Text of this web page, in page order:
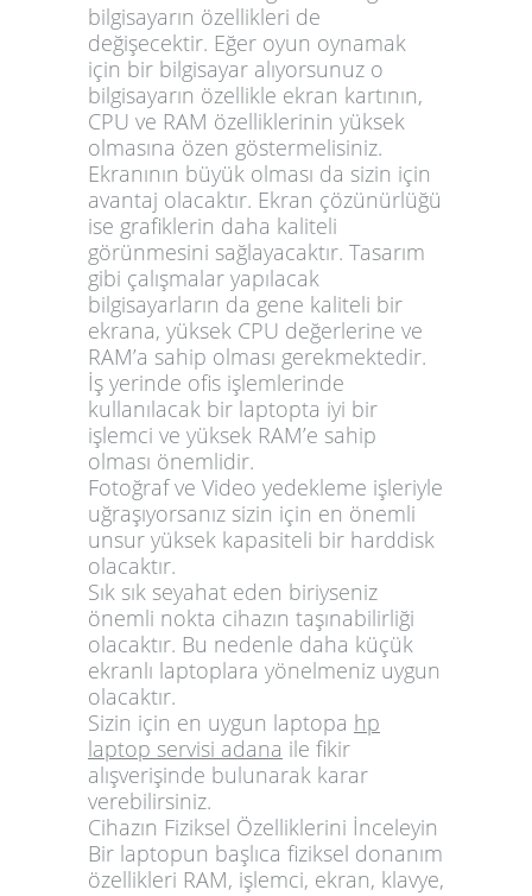
bilgisayarın özellikleri de
değişecektir. Eğer oyun oynamak
için bir bilgisayar alıyorsunuz o
bilgisayarın özellikle ekran kartının,
CPU ve RAM özelliklerinin yüksek
olmasına özen göstermelisiniz.
Ekranının büyük olması da sizin için
avantaj olacaktır. Ekran çözünürlüğü
ise grafiklerin daha kaliteli
görünmesini sağlayacaktır. Tasarım
gibi çalışmalar yapılacak
bilgisayarların da gene kaliteli bir
ekrana, yüksek CPU değerlerine ve
RAM’a sahip olması gerekmektedir.
İş yerinde ofis işlemlerinde
kullanılacak bir laptopta iyi bir
işlemci ve yüksek RAM’e sahip
olması önemlidir.
Fotoğraf ve Video yedekleme işleriyle
uğraşıyorsanız sizin için en önemli
unsur yüksek kapasiteli bir harddisk
olacaktır.
Sık sık seyahat eden biriyseniz
önemli nokta cihazın taşınabilirliği
olacaktır. Bu nedenle daha küçük
ekranlı laptoplara yönelmeniz uygun
olacaktır.
Sizin için en uygun laptopa hp
laptop servisi adana ile fikir
alışverişinde bulunarak karar
verebilirsiniz.
Cihazın Fiziksel Özelliklerini İnceleyin
Bir laptopun başlıca fiziksel donanım
özellikleri RAM, işlemci, ekran, klavye,